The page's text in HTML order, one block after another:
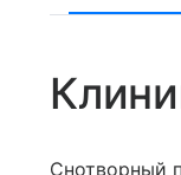
Снотворный